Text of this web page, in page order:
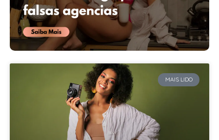
MAIS LIDO